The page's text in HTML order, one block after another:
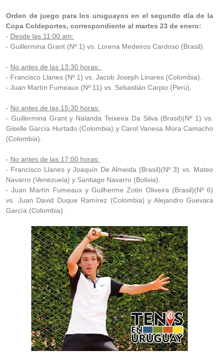
Orden de juego para los uruguayos en el segundo día de la
Copa Coldeportes, correspondiente al martes 23 de enero:
- Desde las 11:00 am:
- Guillermina Grant (Nº 1) vs. Lorena Medeiros Cardoso (Brasil).
- No antes de las 13:30 horas:
- Francisco Llanes (Nº 1) vs. Jacob Joseph Linares (Colombia).
- Juan Martín Fumeaux (Nº 11) vs. Sebastián Carpio (Perú).
- No antes de las 15:30 horas:
- Guillermina Grant y Nalanda Teixeira Da Silva (Brasil)(Nº 1) vs.
Giselle García Hurtado (Colombia) y Carol Vanesa Mora Camacho
(Colombia).
- No antes de las 17:00 horas:
- Francisco Llanes y Joaquín De Almeida (Brasil)(Nº 3) vs. Mateo
Navarro (Venezuela) y Santiago Navarro (Bolivia).
- Juan Martín Fumeaux y Guilherme Zotin Oliveira (Brasil)(Nº 6)
vs. Juan David Duque Ramírez (Colombia) y Alejandro Guevara
García (Colombia).